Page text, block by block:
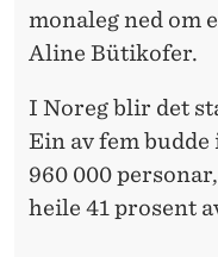
monaleg ned om
Aline Bütikofer.
I Noreg blir det
Ein av fem budde
960 000
heile 41 prosent